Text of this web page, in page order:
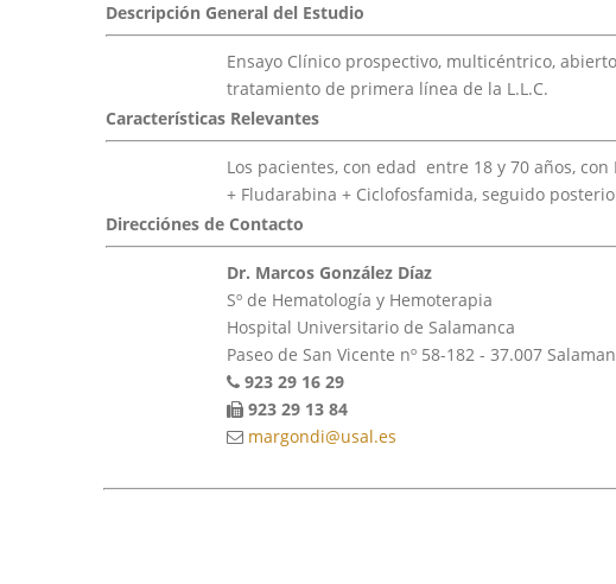
Descripción General del Estudio
Ensayo Clínico prospectivo, multicéntrico,
tratamiento de primera línea de la L.L.C.
Características Relevantes
Los pacientes, con edad entre 18 y 70 años,
+ Fludarabina + Ciclofosfamida, seguido
Direcciónes de Contacto
Dr. Marcos González Díaz
Sº de Hematología y Hemoterapia
Hospital Universitario de Salamanca
Paseo de San Vicente nº 58-182 - 37.007
923 29 16 29
923 29 13 84
margondi@usal.es